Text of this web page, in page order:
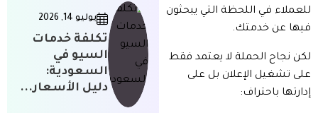
للعملاء في اللحظة التي يبحثون
فيها عن خدمتك.
لكن نجاح الحملة لا يعتمد فقط
على تشغيل الإعلان بل على
إدارتها باحتراف:
يوليو 14, 2026
تكلفة خدمات
السيو في
السعودية:
دليل الأسعار...